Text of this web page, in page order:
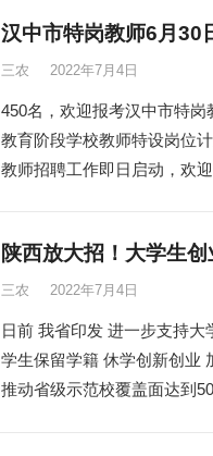
汉中市特岗教师6月30
三农 2022年7月4日
450名，欢迎报考汉中市特
教育阶段学校教师特设岗位
教师招聘工作即日启动，欢
陕西放大招！大学生
三农 2022年7月4日
日前 我省印发 进一步支持
学生保留学籍 休学创新创业
推动省级示范校覆盖面达到